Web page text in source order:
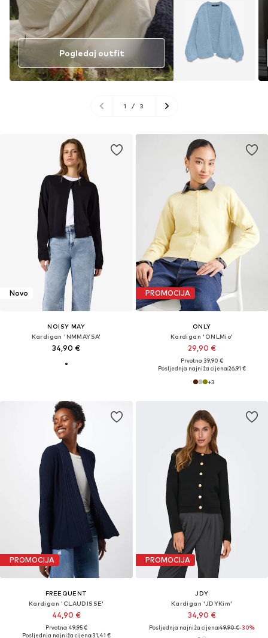
Novo
NOISY MAY
Kardigan 'NMMAYSA'
34,90 €
PROMOCIJA
ONLY
Kardigan 'ONLMio'
29,90 €
Prvotno: 39,90 €
Posljednja najniža cijena:26,91 €
+3
PROMOCIJA
FREEQUENT
Kardigan 'CLAUDISSE'
44,90 €
Prvotno: 49,95 €
Posljednja najniža cijena:31,41 €
Pogledaj outfit
1 / 3
PROMOCIJA
JDY
Kardigan 'JDYKim'
34,90 €
Posljednja najniža cijena:49,90 €-30%